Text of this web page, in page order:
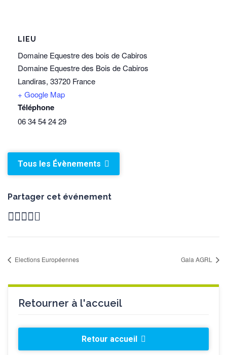
LIEU
Domaine Equestre des bois de Cabiros
Domaine Equestre des Bois de Cabiros
Landiras, 33720 France
+ Google Map
Téléphone
06 34 54 24 29
Tous les Évènements
Partager cet événement
Elections Européennes Gala AGRL
Retourner à l'accueil
Retour accueil